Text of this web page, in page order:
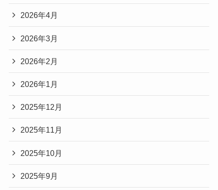
2026年4月
2026年3月
2026年2月
2026年1月
2025年12月
2025年11月
2025年10月
2025年9月